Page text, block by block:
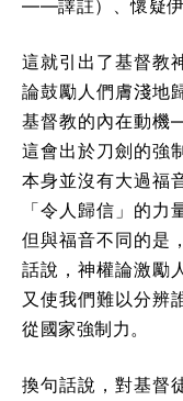
——譯註）、懷疑伊
這就引出了基督教
論鼓勵人們膚淺地
基督教的內在動機
這會出於刀劍的強
本身並沒有大過福
「令人歸信」的力
但與福音不同的是
話說，神權論激勵
又使我們難以分辨
從國家強制力。
換句話說，對基督